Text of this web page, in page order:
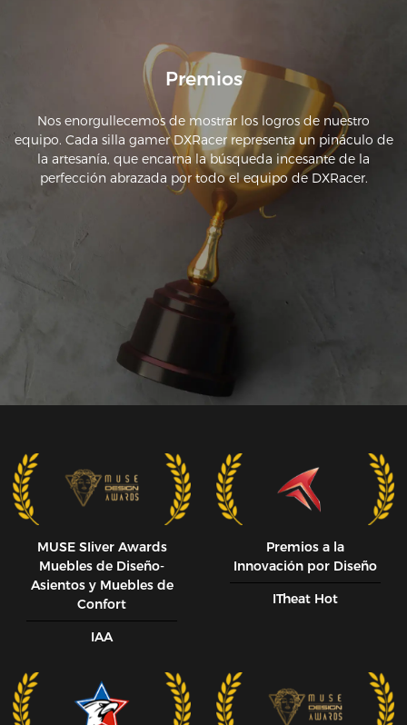
Premios
Nos enorgullecemos de mostrar los logros de nuestro
equipo. Cada silla gamer DXRacer representa un pináculo de
la artesanía, que encarna la búsqueda incesante de la
perfección abrazada por todo el equipo de DXRacer.
MUSE SIiver Awards
Muebles de Diseño-
Asientos y Muebles de
Confort
IAA
Premios a la
Innovación por Diseño
ITheat Hot